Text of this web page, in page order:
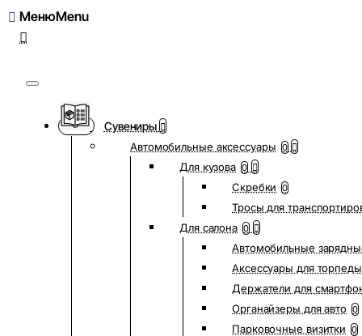
Меню
Сувениры
Автомобильные аксессуары 0
Для кузова 0
Скребки 0
Тросы для
Для салона 0
Автомобильные
Аксессуары для
Держатели для
Органайзеры для авто 0
Парковочные визитки 0